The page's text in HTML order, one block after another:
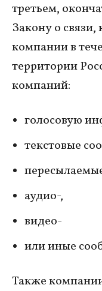
третьем,
Закону о
компании в
территории
компаний:
голосовую
текстовые
аудио-,
видео-
или иные
Также